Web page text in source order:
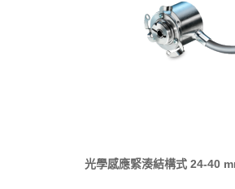
光學感應緊湊結構式 24-40